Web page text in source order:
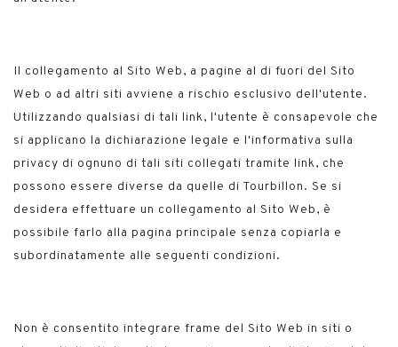
Il collegamento al Sito Web, a pagine al di fuori del Sito
Web o ad altri siti avviene a rischio esclusivo dell'utente.
Utilizzando qualsiasi di tali link, l'utente è consapevole che
si applicano la dichiarazione legale e l'informativa sulla
privacy di ognuno di tali siti collegati tramite link, che
possono essere diverse da quelle di Tourbillon. Se si
desidera effettuare un collegamento al Sito Web, è
possibile farlo alla pagina principale senza copiarla e
subordinatamente alle seguenti condizioni.
Non è consentito integrare frame del Sito Web in siti o